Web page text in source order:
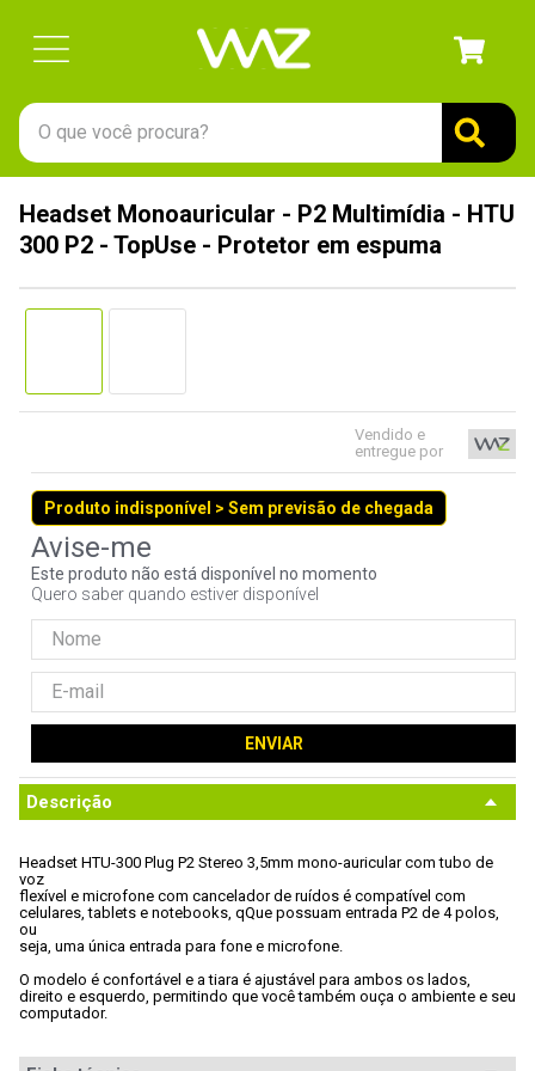
O que você procura?
Headset Monoauricular - P2 Multimídia - HTU
300 P2 - TopUse - Protetor em espuma
Vendido e
entregue por
Produto indisponível > Sem previsão de chegada
Este produto não está disponível no momento
Quero saber quando estiver disponível
ENVIAR
Descrição
Headset HTU-300 Plug P2 Stereo 3,5mm mono-auricular com tubo de
voz
flexível e microfone com cancelador de ruídos é compatível com
celulares, tablets e notebooks, qQue possuam entrada P2 de 4 polos,
ou
seja, uma única entrada para fone e microfone.
O modelo é confortável e a tiara é ajustável para ambos os lados,
direito e esquerdo, permitindo que você também ouça o ambiente e seu
computador.
1º
gabinete
7º
jonsbo
8º
fractal
controle
10º hd